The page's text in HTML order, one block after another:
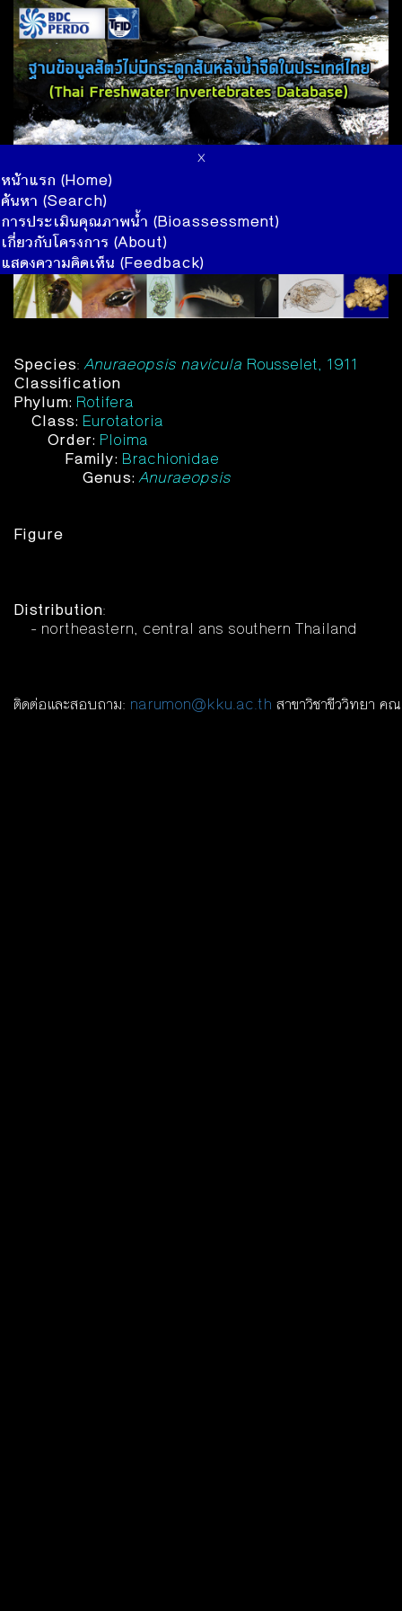
x
หน้าแรก (Home)
ค้นหา (Search)
การประเมินคุณภาพน้ำ (Bioassessment)
เกี่ยวกับโครงการ (About)
แสดงความคิดเห็น (Feedback)
Species:Anuraeopsis navicula Rousselet, 1911
Classification
Phylum: Rotifera
Class: Eurotatoria
Order: Ploima
Family: Brachionidae
Genus: Anuraeopsis
Figure
Distribution:
- northeastern, central ans southern Thailand
ติดต่อและสอบถาม: narumon@kku.ac.th สาขาวิชาขีววิทยา